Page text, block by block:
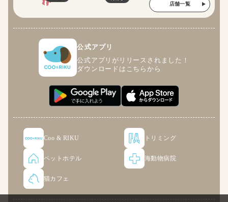
店舗一覧
公式アプリ
公式アプリがリリースされました！
ダウンロードはこちらから
Coo & RIKU トリミング
ペットホテル 海動物病院
猫カフェ